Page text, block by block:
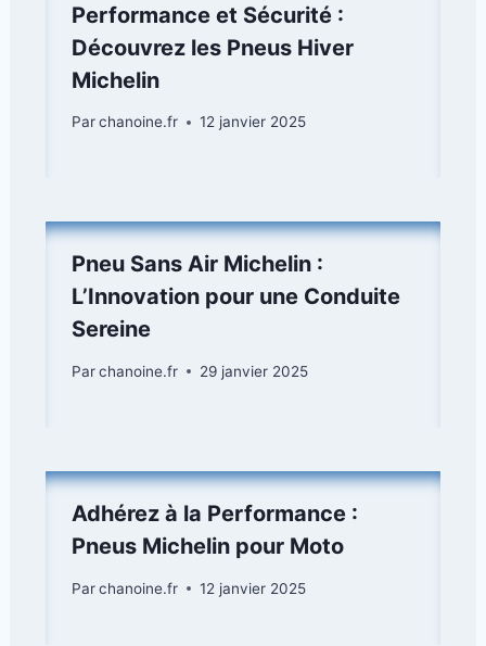
Performance et Sécurité :
Découvrez les Pneus Hiver
Michelin
Parchanoine.fr 12 janvier 2025
Pneu Sans Air Michelin :
L’Innovation pour une Conduite
Sereine
Parchanoine.fr 29 janvier 2025
Adhérez à la Performance :
Pneus Michelin pour Moto
Parchanoine.fr 12 janvier 2025